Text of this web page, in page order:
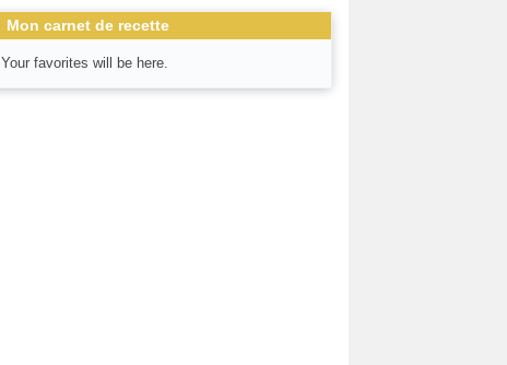
Mon carnet de recette
Your favorites will be here.